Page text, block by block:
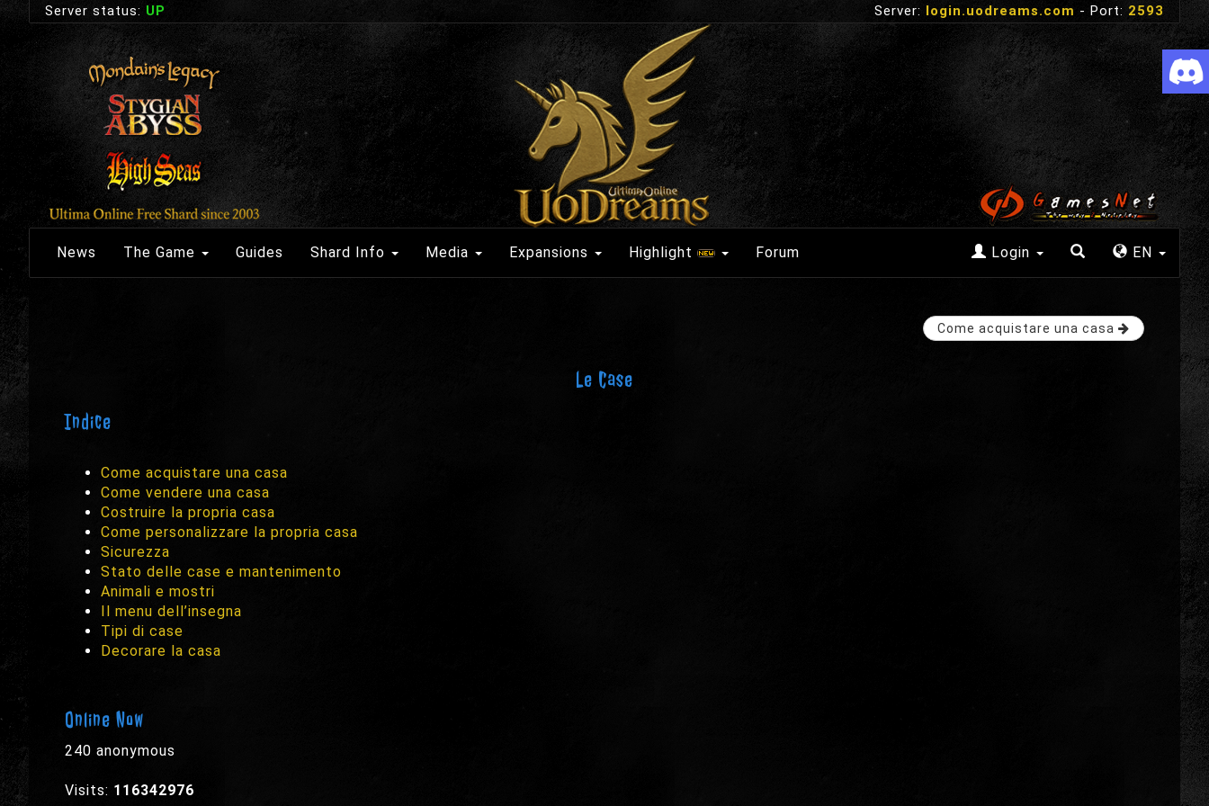
Server status: UP Server: login.uodreams.com - Port: 2593
Login EN
News The Game Guides Shard Info Media Expansions Highlight Forum
Come acquistare una casa
Le Case
Indice
Come acquistare una casa
Come vendere una casa
Costruire la propria casa
Come personalizzare la propria casa
Sicurezza
Stato delle case e mantenimento
Animali e mostri
Il menu dell’insegna
Tipi di case
Decorare la casa
Online Now
240 anonymous
Visits: 116342976